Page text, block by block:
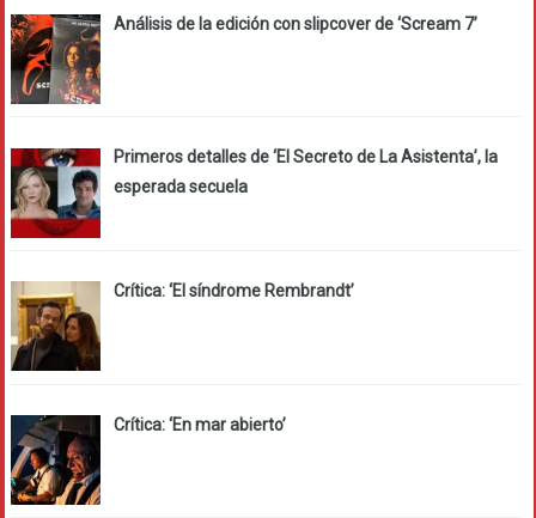
Análisis de la edición con slipcover de ‘Scream 7’
Primeros detalles de ‘El Secreto de La Asistenta’, la
esperada secuela
Crítica: ‘El síndrome Rembrandt’
Crítica: ‘En mar abierto’